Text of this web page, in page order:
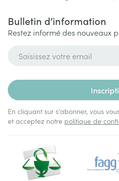
Bulletin d’information
Restez informé des nouveaux
En cliquant sur s'abonner, vous
et acceptez notre politique de